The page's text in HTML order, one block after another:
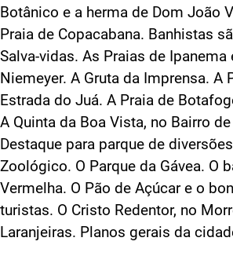
Botânico e a herma de Dom João
Praia de Copacabana. Banhistas
Salva-vidas. As Praias de Ipanema
Niemeyer. A Gruta da Imprensa. A
Estrada do Juá. A Praia de
A Quinta da Boa Vista, no Bairro
Destaque para parque de
Zoológico. O Parque da Gávea. O
Vermelha. O Pão de Açúcar e o
turistas. O Cristo Redentor, no
Laranjeiras. Planos gerais da